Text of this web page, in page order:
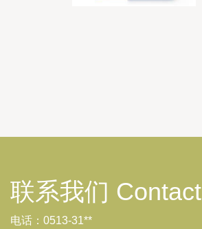
联系我们 Contact
电话：0513-31**